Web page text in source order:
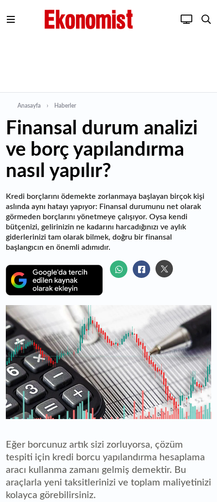
Anasayfa Haberler
Finansal durum analizi
ve borç yapılandırma
nasıl yapılır?
Kredi borçlarını ödemekte zorlanmaya başlayan birçok kişi
aslında aynı hatayı yapıyor: Finansal durumunu net olarak
görmeden borçlarını yönetmeye çalışıyor. Oysa kendi
bütçenizi, gelirinizin ne kadarını harcadığınızı ve aylık
giderlerinizi tam olarak bilmek, doğru bir finansal
başlangıcın en önemli adımıdır.
Eğer borcunuz artık sizi zorluyorsa, çözüm
tespiti için kredi borcu yapılandırma hesaplama
aracı kullanma zamanı gelmiş demektir. Bu
araçlarla yeni taksitlerinizi ve toplam maliyetinizi
kolayca görebilirsiniz.